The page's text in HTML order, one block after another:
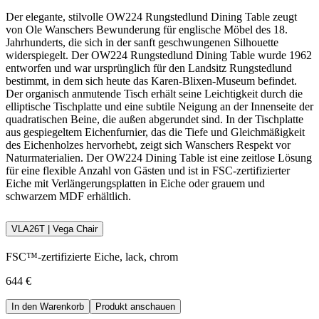
Der elegante, stilvolle OW224 Rungstedlund Dining Table zeugt
von Ole Wanschers Bewunderung für englische Möbel des 18.
Jahrhunderts, die sich in der sanft geschwungenen Silhouette
widerspiegelt. Der OW224 Rungstedlund Dining Table wurde 1962
entworfen und war ursprünglich für den Landsitz Rungstedlund
bestimmt, in dem sich heute das Karen-Blixen-Museum befindet.
Der organisch anmutende Tisch erhält seine Leichtigkeit durch die
elliptische Tischplatte und eine subtile Neigung an der Innenseite der
quadratischen Beine, die außen abgerundet sind. In der Tischplatte
aus gespiegeltem Eichenfurnier, das die Tiefe und Gleichmäßigkeit
des Eichenholzes hervorhebt, zeigt sich Wanschers Respekt vor
Naturmaterialien. Der OW224 Dining Table ist eine zeitlose Lösung
für eine flexible Anzahl von Gästen und ist in FSC-zertifizierter
Eiche mit Verlängerungsplatten in Eiche oder grauem und
schwarzem MDF erhältlich.
VLA26T | Vega Chair
FSC™-zertifizierte Eiche, lack, chrom
644 €
In den Warenkorb Produkt anschauen